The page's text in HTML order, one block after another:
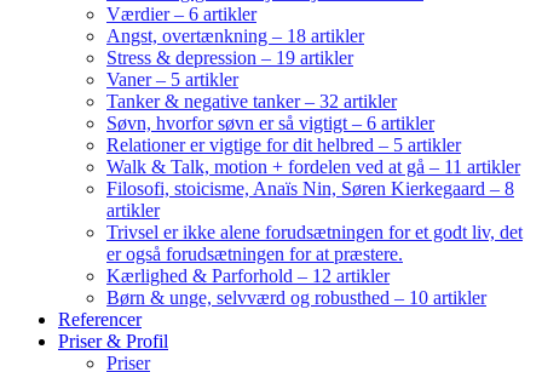
Værdier – 6 artikler
Angst, overtænkning – 18 artikler
Stress & depression – 19 artikler
Vaner – 5 artikler
Tanker & negative tanker – 32 artikler
Søvn, hvorfor søvn er så vigtigt – 6 artikler
Relationer er vigtige for dit helbred – 5 artikler
Walk & Talk, motion + fordelen ved at gå – 11 artikler
Filosofi, stoicisme, Anaïs Nin, Søren Kierkegaard – 8
artikler
Trivsel er ikke alene forudsætningen for et godt liv, det
er også forudsætningen for at præstere.
Kærlighed & Parforhold – 12 artikler
Børn & unge, selvværd og robusthed – 10 artikler
Referencer
Priser & Profil
Priser